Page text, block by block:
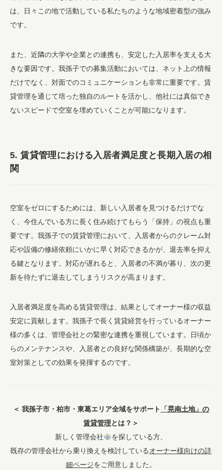
は、日々この地で活動している私たちのような地域密着型の強み
です。
また、近隣の大学や企業との連携も、安定した入居率を支える大
きな要因です。我孫子での募集活動においては、ネット上の情報
だけでなく、対面でのコミュニケーションも非常に重要です。賃
貸管理を通じて培った独自のルートを活かし、他社には真似でき
ないスピードで空室を埋めていくことが可能になります。
5. 賃貸管理における入居者満足度と長期入居の相
関
空室をゼロにするためには、新しい入居者を見つけるだけでな
く、今住んでいる方に長く住み続けてもらう「保持」の視点も重
要です。我孫子での賃貸管理において、入居者からのクレーム対
応や設備の修繕依頼にいかに早く対応できるかが、退去率を抑え
る鍵となります。対応が遅れると、入居者の不満が募り、次の更
新を待たずに退去してしまうリスクが高まります。
入居者満足度を高める賃貸管理は、結果としてオーナー様の収益
安定に貢献します。我孫子で長く賃貸経営を行っているオーナー
様の多くは、管理会社との緊密な連携を重視しています。日頃か
らのメンテナンスや、入居者との良好な関係構築が、長期的な空
室対策としての効果を発揮するのです。
＜ 我孫子市・柏市・東葛エリア全域をサポート
「晃南土地」の
賃貸管理とは？＞
新しく管理会社
を探している方、
既存の管理会社から乗り換えを検討しているオーナー様向けの詳
細ページをご用意しました。